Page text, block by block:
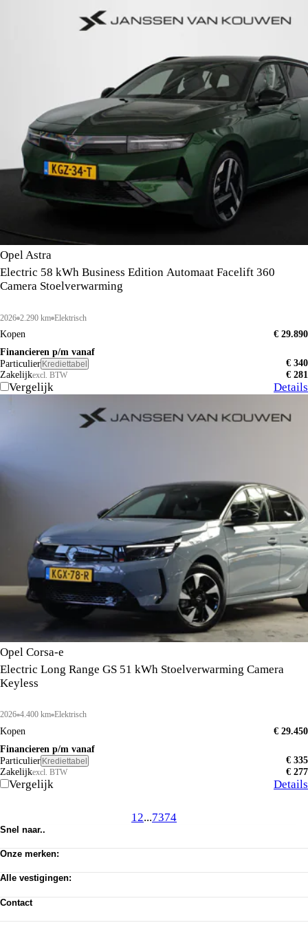
Opel Astra
Electric 58 kWh Business Edition Automaat Facelift 360
Camera Stoelverwarming
2026 2.290 km Elektrisch
Kopen
€ 29.890
Financieren p/m vanaf
Particulier Krediettabel
€ 340
Zakelijkexcl. BTW € 281
Vergelijk Details
Opel Corsa-e
Electric Long Range GS 51 kWh Stoelverwarming Camera
Keyless
2026 4.400 km Elektrisch
Kopen
€ 29.450
Financieren p/m vanaf
Particulier Krediettabel
€ 335
Zakelijkexcl. BTW € 277
Vergelijk Details
12...7374
Snel naar..
Werkplaats afspraak
Privacy verklaring
Cookie toestemming wijzigen
Onze merken:
Alfa Romeo
Dongfeng
Jeep
Alle vestigingen:
Almere Occasion
Contact